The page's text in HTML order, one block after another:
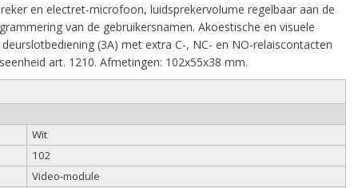
en electret-microfoon, luidsprekervolume regelbaar aan de
van de gebruikersnamen. Akoestische en visuele
(3A) met extra C-, NC- en NO-relaiscontacten
art. 1210. Afmetingen: 102x55x38 mm.
Wit
102
Video-module